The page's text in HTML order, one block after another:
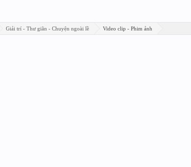
Giải trí - Thư giãn - Chuyện ngoài lề Video clip - Phim ảnh